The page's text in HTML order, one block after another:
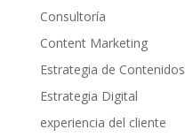
Consultoría
Content Marketing
Estrategia de Contenidos
Estrategia Digital
experiencia del cliente